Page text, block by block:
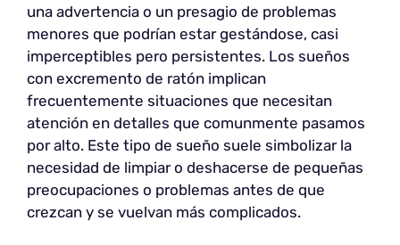
una advertencia o un presagio de problemas
menores que podrían estar gestándose, casi
imperceptibles pero persistentes. Los sueños
con excremento de ratón implican
frecuentemente situaciones que necesitan
atención en detalles que comunmente pasamos
por alto. Este tipo de sueño suele simbolizar la
necesidad de limpiar o deshacerse de pequeñas
preocupaciones o problemas antes de que
crezcan y se vuelvan más complicados.